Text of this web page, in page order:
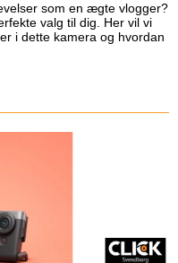
som en ægte vlogger?
valg til dig. Her vil vi
i dette kamera og hvordan